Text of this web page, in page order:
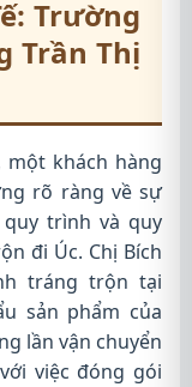
Trường
Trần Thị
một khách hàng
rõ ràng về sự
trình và quy
đi Úc. Chị Bích
tráng trộn tại
sản phẩm của
lần vận chuyển
việc đóng gói